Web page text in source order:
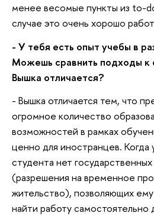
менее весомые пункты из to-
случае это очень хорошо
- У тебя есть опыт учебы в
Можешь сравнить подходы к
Вышка отличается?
- Вышка отличается тем, что
огромное количество
возможностей в рамках
ценно для иностранцев. Когда
студента нет
(разрешения на временное
жительство), позволяющих
найти работу